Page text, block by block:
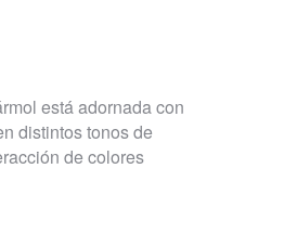
está adornada con
distintos tonos de
de colores